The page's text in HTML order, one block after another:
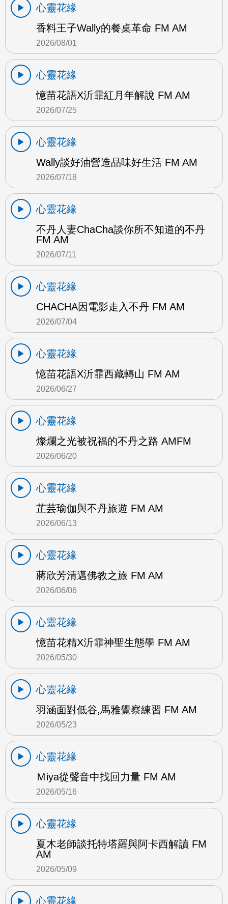
心靈花緣
香料王子Wally的餐桌革命 FM AM
2026/08/01
心靈花緣
憶苗花語X沂霏紅月年解說 FM AM
2026/07/25
心靈花緣
Wally談好油營造品味好生活 FM AM
2026/07/18
心靈花緣
不丹人妻ChaCha談你所不知道的不丹
FM AM
2026/07/11
心靈花緣
CHACHA因電影走入不丹 FM AM
2026/07/04
心靈花緣
憶苗花語X沂霏西藏轉山 FM AM
2026/06/27
心靈花緣
燦爛之光被祝福的不丹之路 AMFM
2026/06/20
心靈花緣
芷芸瑜伽與不丹旅遊 FM AM
2026/06/13
心靈花緣
蔣欣芳清邁佛教之旅 FM AM
2026/06/06
心靈花緣
憶苗花精X沂霏神聖生態學 FM AM
2026/05/30
心靈花緣
羽涵面對低谷,馬雅覺察練習 FM AM
2026/05/23
心靈花緣
Ｍiya從聲音中找回力量 FM AM
2026/05/16
心靈花緣
夏木老師談托特塔羅與阿卡西解讀 FM
AM
2026/05/09
心靈花緣